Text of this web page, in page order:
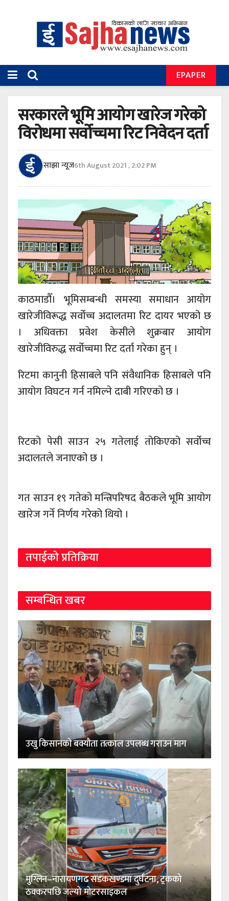
EPAPER
सरकारले भूमि आयोग खारेज गरेको
विरोधमा सर्वोच्चमा रिट निवेदन दर्ता
साझा न्यूज6th August 2021 , 2:02 PM
काठमाडौँ। भूमिसम्बन्धी समस्या समाधान आयोग
खारेजीविरूद्ध सर्वोच्च अदालतमा रिट दायर भएको छ
। अधिवक्ता प्रवेश केसीले शुक्रबार आयोग
खारेजीविरुद्ध सर्वोच्चमा रिट दर्ता गरेका हुन् ।
रिटमा कानुनी हिसाबले पनि संवैधानिक हिसाबले पनि
आयोग विघटन गर्न नमिल्ने दाबी गरिएको छ ।
रिटको पेसी साउन २५ गतेलाई तोकिएको सर्वोच्च
अदालतले जनाएको छ ।
गत साउन १९ गतेको मन्त्रिपरिषद बैठकले भूमि आयोग
खारेज गर्ने निर्णय गरेको थियो ।
तपाईको प्रतिक्रिया
सम्बन्धित खबर
उखु किसानको बक्यौता तत्काल उपलब्ध गराउन माग
मुग्लिन–नारायणगढ सडकखण्डमा दुर्घटना, ट्रकको
ठक्करपछि जल्यो मोटरसाइकल